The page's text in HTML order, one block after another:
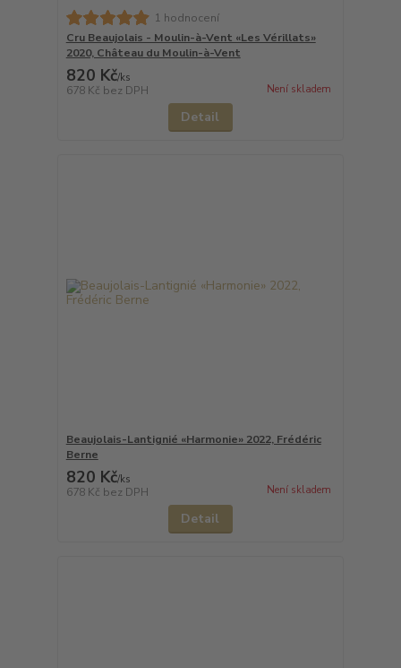
1 hodnocení
Cru Beaujolais - Moulin-à-Vent «Les Vérillats»
2020, Château du Moulin-à-Vent
820 Kč/ks
678 Kč bez DPH Není skladem
Detail
Beaujolais-Lantignié «Harmonie» 2022, Frédéric
Berne
820 Kč/ks
678 Kč bez DPH Není skladem
Detail